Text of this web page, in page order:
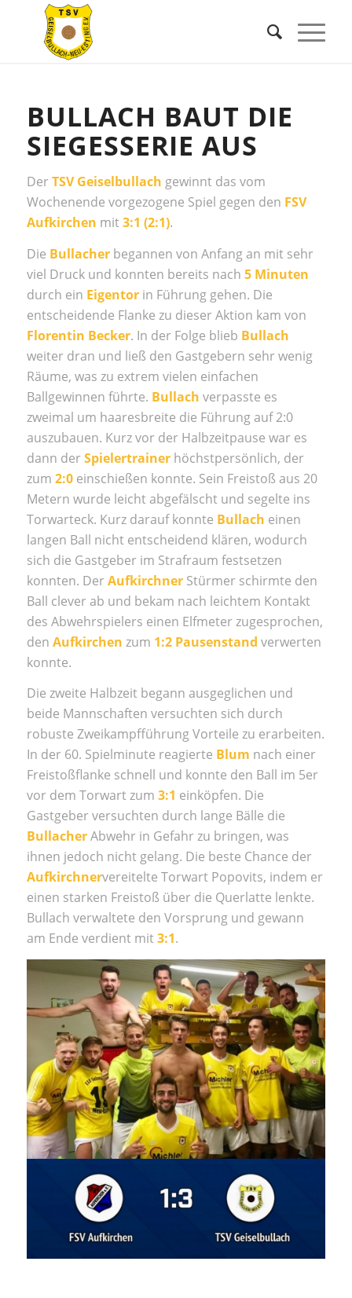
BULLACH BAUT DIE
SIEGESSERIE AUS
Der TSV Geiselbullach gewinnt das vom
Wochenende vorgezogene Spiel gegen den FSV
Aufkirchen mit3:1 (2:1).
Die Bullacherbegannen von Anfang an mit sehr
viel Druck und konnten bereits nach 5 Minuten
durch ein Eigentorin Führung gehen. Die
entscheidende Flanke zu dieser Aktion kam von
Florentin Becker. In der Folge blieb Bullach
weiter dran und ließ den Gastgebern sehr wenig
Räume, was zu extrem vielen einfachen
Ballgewinnen führte. Bullach verpasste es
zweimal um haaresbreite die Führung auf 2:0
auszubauen. Kurz vor der Halbzeitpause war es
dann der Spielertrainerhöchstpersönlich, der
zum 2:0einschießen konnte. Sein Freistoß aus 20
Metern wurde leicht abgefälscht und segelte ins
Torwarteck. Kurz darauf konnte Bullach einen
langen Ball nicht entscheidend klären, wodurch
sich die Gastgeber im Strafraum festsetzen
konnten. Der AufkirchnerStürmer schirmte den
Ball clever ab und bekam nach leichtem Kontakt
des Abwehrspielers einen Elfmeter zugesprochen,
den Aufkirchen zum 1:2 Pausenstand verwerten
konnte.
Die zweite Halbzeit begann ausgeglichen und
beide Mannschaften versuchten sich durch
robuste Zweikampfführung Vorteile zu erarbeiten.
In der 60. Spielminute reagierte Blum nach einer
Freistoßflanke schnell und konnte den Ball im 5er
vor dem Torwart zum 3:1 einköpfen. Die
Gastgeber versuchten durch lange Bälle die
BullacherAbwehr in Gefahr zu bringen, was
ihnen jedoch nicht gelang. Die beste Chance der
Aufkirchnervereitelte Torwart Popovits, indem er
einen starken Freistoß über die Querlatte lenkte.
Bullach verwaltete den Vorsprung und gewann
am Ende verdient mit3:1.